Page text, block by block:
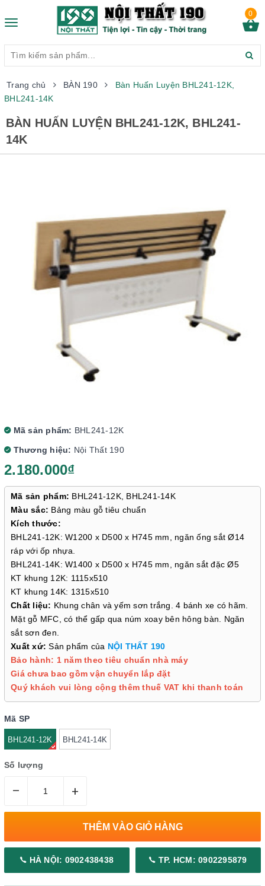
Toggle
0
Trang chủ BÀN 190
Bàn Huấn Luyện BHL241-12K,
BHL241-14K
BÀN HUẤN LUYỆN BHL241-12K, BHL241-
14K
Mã sản phẩm: BHL241-12K
Thương hiệu: Nội Thất 190
2.180.000₫
Mã sản phẩm: BHL241-12K, BHL241-14K
Màu sắc: Bảng màu gỗ tiêu chuẩn
Kích thước:
BHL241-12K: W1200 x D500 x H745 mm, ngăn ống sắt Ø14
ráp với ốp nhựa.
BHL241-14K: W1400 x D500 x H745 mm, ngăn sắt đặc Ø5
KT khung 12K: 1115x510
KT khung 14K: 1315x510
Chất liệu: Khung chân và yếm sơn trắng. 4 bánh xe có hãm.
Mặt gỗ MFC, có thể gấp qua núm xoay bên hông bàn. Ngăn
sắt sơn đen.
Xuất xứ: Sản phẩm của NỘI THẤT 190
Bảo hành: 1 năm theo tiêu chuẩn nhà máy
Giá chưa bao gồm vận chuyển lắp đặt
Quý khách vui lòng cộng thêm thuế VAT khi thanh toán
Mã SP
BHL241-12K BHL241-14K
Số lượng
– +
THÊM VÀO GIỎ HÀNG
HÀ NỘI: 0902438438 TP. HCM: 0902295879